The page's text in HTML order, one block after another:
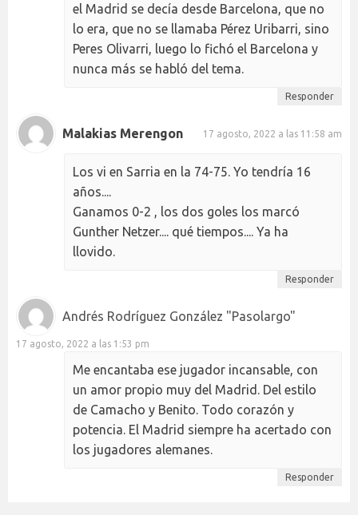
el Madrid se decía desde Barcelona, que no
lo era, que no se llamaba Pérez Uribarri, sino
Peres Olivarri, luego lo fichó el Barcelona y
nunca más se habló del tema.
Responder
Malakias Merengon 17 agosto, 2022 a las 11:58 am
Los vi en Sarria en la 74-75. Yo tendría 16
años....
Ganamos 0-2 , los dos goles los marcó
Gunther Netzer.... qué tiempos.... Ya ha
llovido.
Responder
Andrés Rodríguez González "Pasolargo"
17 agosto, 2022 a las 1:53 pm
Me encantaba ese jugador incansable, con
un amor propio muy del Madrid. Del estilo
de Camacho y Benito. Todo corazón y
potencia. El Madrid siempre ha acertado con
los jugadores alemanes.
Responder